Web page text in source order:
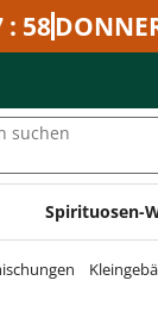
: 58
suchen
Spirituosen-